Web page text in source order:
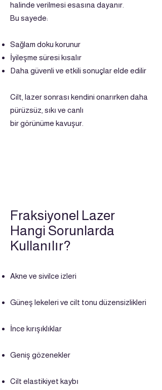
halinde verilmesi esasına dayanır.
Bu sayede:
Sağlam doku korunur
İyileşme süresi kısalır
Daha güvenli ve etkili sonuçlar elde edilir
Cilt, lazer sonrası kendini onarırken daha
pürüzsüz, sıkı ve canlı
bir görünüme kavuşur.
Fraksiyonel Lazer
Hangi Sorunlarda
Kullanılır?
Akne ve sivilce izleri
Güneş lekeleri ve cilt tonu düzensizlikleri
İnce kırışıklıklar
Geniş gözenekler
Cilt elastikiyet kaybı